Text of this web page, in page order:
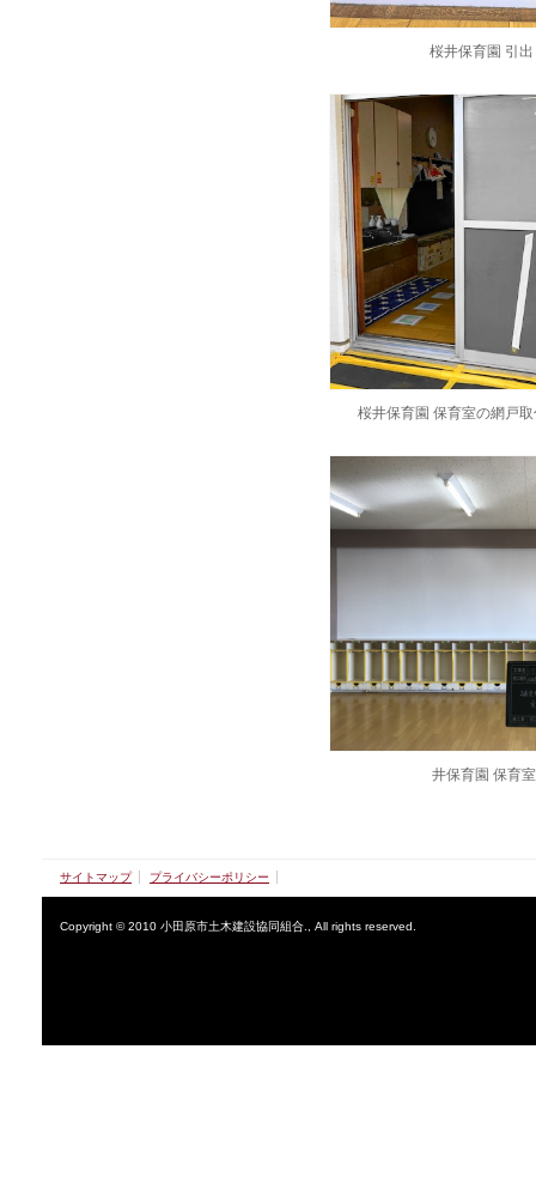
桜井保育園 引
桜井保育園 保育室の網戸
井保育園 保育
サイトマップ プライバシーポリシー
Copyright © 2010 小田原市土木建設協同組合., All rights reserved.